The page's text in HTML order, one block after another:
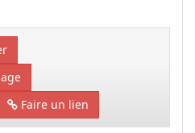
Faire un lien